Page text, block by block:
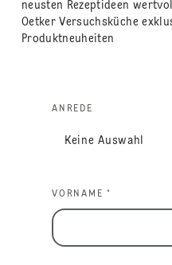
neusten Rezeptideen
Oetker Versuchsküche
Produktneuheiten
ANREDE
VORNAME *